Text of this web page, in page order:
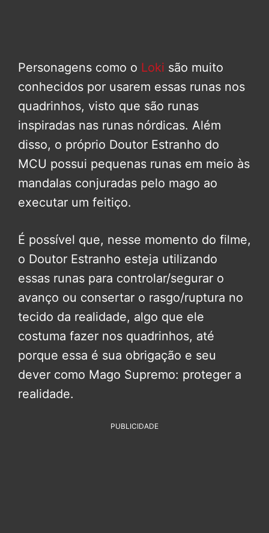
Personagens como o Loki são muito
conhecidos por usarem essas runas nos
quadrinhos, visto que são runas
inspiradas nas runas nórdicas. Além
disso, o próprio Doutor Estranho do
MCU possui pequenas runas em meio às
mandalas conjuradas pelo mago ao
executar um feitiço.
É possível que, nesse momento do filme,
o Doutor Estranho esteja utilizando
essas runas para controlar/segurar o
avanço ou consertar o rasgo/ruptura no
tecido da realidade, algo que ele
costuma fazer nos quadrinhos, até
porque essa é sua obrigação e seu
dever como Mago Supremo: proteger a
realidade.
PUBLICIDADE